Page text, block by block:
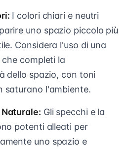
I colori chiari e neutri
uno spazio piccolo più
Considera l'uso di una
completi la
dello spazio, con toni
saturano l'ambiente.
Gli specchi e la
potenti alleati per
uno spazio e